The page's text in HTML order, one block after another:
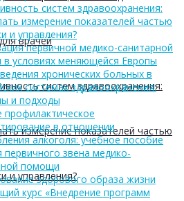
врачей
систем здравоохранения:
измерение показателей частью
и управления?
систем здравоохранения:
измерение показателей частью
и управления?
первичной медико-санитарной
условиях меняющейся Европы
хронических больных в
системах здравоохранения:
и подходы
профилактическое
в отношении
алкоголя: учебное пособие
звена медико-
помощи
здорового образа жизни
курс «Внедрение программ